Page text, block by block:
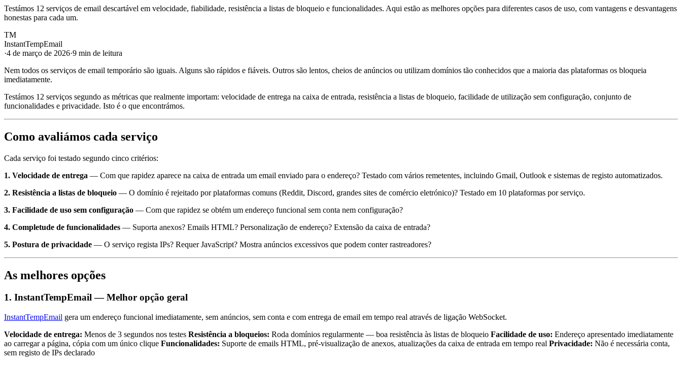
Testámos 12 serviços de email descartável em velocidade, fiabilidade, resistência a listas de bloqueio e funcionalidades. Aqui estão as melhores opções para diferentes casos de uso, com vantagens e desvantagens
honestas para cada um.
TM
InstantTempEmail
·4 de março de 2026·9 min de leitura
Nem todos os serviços de email temporário são iguais. Alguns são rápidos e fiáveis. Outros são lentos, cheios de anúncios ou utilizam domínios tão conhecidos que a maioria das plataformas os bloqueia
imediatamente.
Testámos 12 serviços segundo as métricas que realmente importam: velocidade de entrega na caixa de entrada, resistência a listas de bloqueio, facilidade de utilização sem configuração, conjunto de
funcionalidades e privacidade. Isto é o que encontrámos.
Como avaliámos cada serviço
Cada serviço foi testado segundo cinco critérios:
1. Velocidade de entrega — Com que rapidez aparece na caixa de entrada um email enviado para o endereço? Testado com vários remetentes, incluindo Gmail, Outlook e sistemas de registo automatizados.
2. Resistência a listas de bloqueio — O domínio é rejeitado por plataformas comuns (Reddit, Discord, grandes sites de comércio eletrónico)? Testado em 10 plataformas por serviço.
3. Facilidade de uso sem configuração — Com que rapidez se obtém um endereço funcional sem conta nem configuração?
4. Completude de funcionalidades — Suporta anexos? Emails HTML? Personalização de endereço? Extensão da caixa de entrada?
5. Postura de privacidade — O serviço regista IPs? Requer JavaScript? Mostra anúncios excessivos que podem conter rastreadores?
As melhores opções
1. InstantTempEmail — Melhor opção geral
InstantTempEmail gera um endereço funcional imediatamente, sem anúncios, sem conta e com entrega de email em tempo real através de ligação WebSocket.
Velocidade de entrega: Menos de 3 segundos nos testes Resistência a bloqueios: Roda domínios regularmente — boa resistência às listas de bloqueio Facilidade de uso: Endereço apresentado imediatamente
ao carregar a página, cópia com um único clique Funcionalidades: Suporte de emails HTML, pré-visualização de anexos, atualizações da caixa de entrada em tempo real Privacidade: Não é necessária conta,
sem registo de IPs declarado